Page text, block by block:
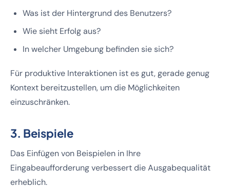
Was ist der Hintergrund des Benutzers?
Wie sieht Erfolg aus?
In welcher Umgebung befinden sie sich?
Für produktive Interaktionen ist es gut, gerade genug
Kontext bereitzustellen, um die Möglichkeiten
einzuschränken.
3. Beispiele
Das Einfügen von Beispielen in Ihre
Eingabeaufforderung verbessert die Ausgabequalität
erheblich.